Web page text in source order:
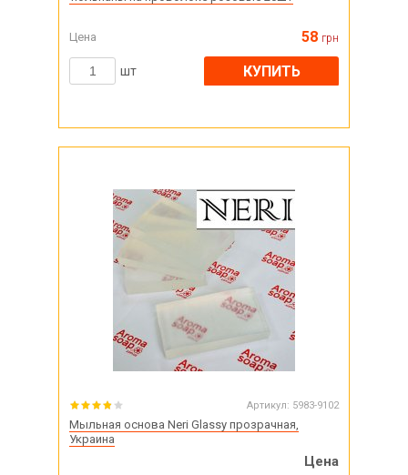
Цена 58 грн
шт КУПИТЬ
Артикул: 5983-9102
Мыльная основа Neri Glassy прозрачная,
Украина
Цена